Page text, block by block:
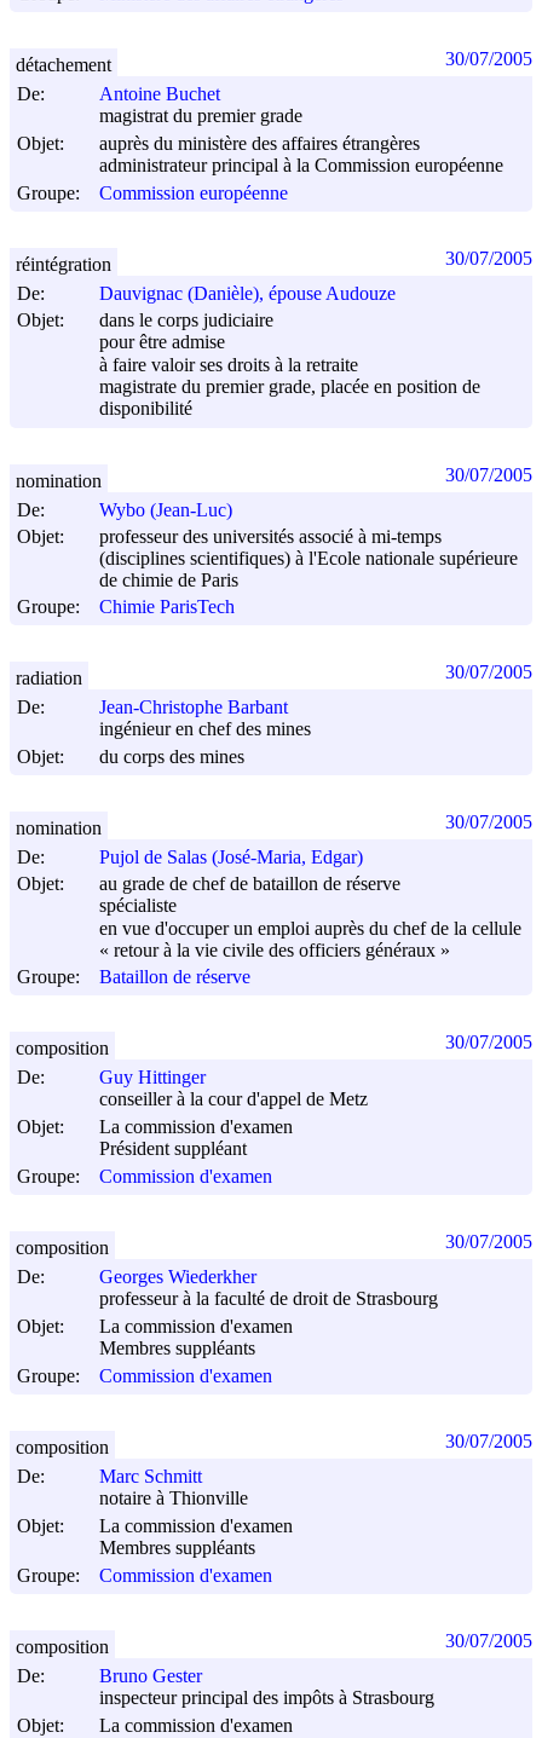
De:
Antoine Buchet
magistrat du premier grade
Objet:
auprès du ministère des affaires étrangères
administrateur principal à la Commission européenne
Groupe:
Commission européenne
détachement 30/07/2005
De:
Dauvignac (Danièle), épouse Audouze
Objet:
dans le corps judiciaire
pour être admise
à faire valoir ses droits à la retraite
magistrate du premier grade, placée en position de
disponibilité
réintégration 30/07/2005
De:
Wybo (Jean-Luc)
Objet:
professeur des universités associé à mi-temps
(disciplines scientifiques) à l'Ecole nationale supérieure
de chimie de Paris
Groupe:
Chimie ParisTech
nomination 30/07/2005
De:
Jean-Christophe Barbant
ingénieur en chef des mines
Objet:
du corps des mines
radiation 30/07/2005
De:
Pujol de Salas (José-Maria, Edgar)
Objet:
au grade de chef de bataillon de réserve
spécialiste
en vue d'occuper un emploi auprès du chef de la cellule
« retour à la vie civile des officiers généraux »
Groupe:
Bataillon de réserve
nomination 30/07/2005
De:
Guy Hittinger
conseiller à la cour d'appel de Metz
Objet:
La commission d'examen
Président suppléant
Groupe:
Commission d'examen
composition 30/07/2005
De:
Georges Wiederkher
professeur à la faculté de droit de Strasbourg
Objet:
La commission d'examen
Membres suppléants
Groupe:
Commission d'examen
composition 30/07/2005
De:
Marc Schmitt
notaire à Thionville
Objet:
La commission d'examen
Membres suppléants
Groupe:
Commission d'examen
composition 30/07/2005
De:
Bruno Gester
inspecteur principal des impôts à Strasbourg
Objet:
La commission d'examen
composition 30/07/2005